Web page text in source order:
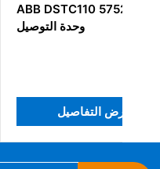
57520001-K
عرض